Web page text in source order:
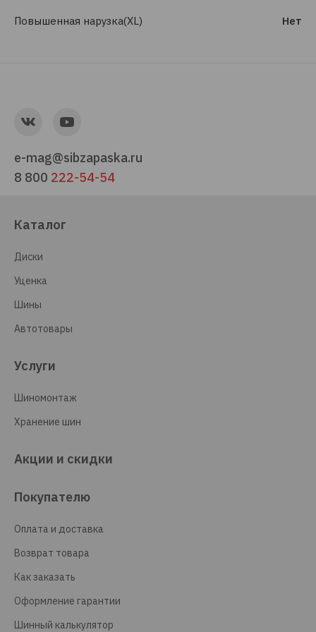
Повышенная нарузка(XL) Нет
e-mag@sibzapaska.ru
8 800 222-54-54
Каталог
Диски
Уценка
Шины
Автотовары
Услуги
Шиномонтаж
Хранение шин
Акции и скидки
Покупателю
Оплата и доставка
Возврат товара
Как заказать
Оформление гарантии
Шинный калькулятор